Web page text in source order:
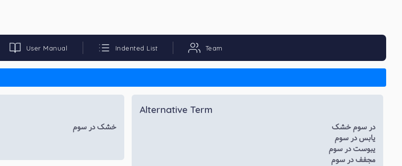
User Manual Indented List Team
خشک در سوم
Alternative Term
در سوم خشک
یابس در سوم
یبوست در سوم
مجفف در سوم